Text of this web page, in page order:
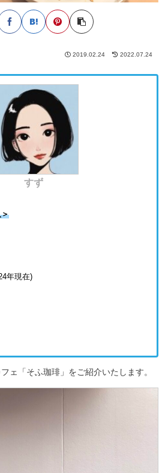
2019.02.24 2022.07.24
すず
年現在)
ェ「そふ珈琲」をご紹介いたします。